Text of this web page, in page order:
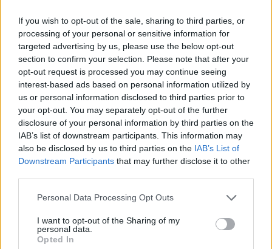
If you wish to opt-out of the sale, sharing to third parties, or
processing of your personal or sensitive information for
targeted advertising by us, please use the below opt-out
section to confirm your selection. Please note that after your
opt-out request is processed you may continue seeing
interest-based ads based on personal information utilized by
us or personal information disclosed to third parties prior to
your opt-out. You may separately opt-out of the further
disclosure of your personal information by third parties on the
IAB’s list of downstream participants. This information may
also be disclosed by us to third parties on the IAB’s List of
Downstream Participants that may further disclose it to other
Personal Data Processing Opt Outs
I want to opt-out of the Sharing of my
personal data.
Opted In
2022 7.2 2009
SOROZAT